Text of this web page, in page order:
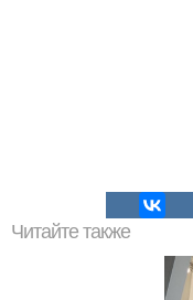
Читайте также